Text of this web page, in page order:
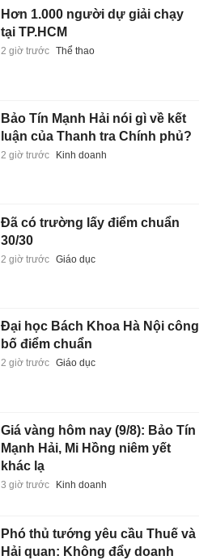
Hơn 1.000 người dự giải chạy
tại TP.HCM
2 giờ trước Thể thao
Bảo Tín Mạnh Hải nói gì về kết
luận của Thanh tra Chính phủ?
2 giờ trước Kinh doanh
Đã có trường lấy điểm chuẩn
30/30
2 giờ trước Giáo dục
Đại học Bách Khoa Hà Nội công
bố điểm chuẩn
2 giờ trước Giáo dục
Giá vàng hôm nay (9/8): Bảo Tín
Mạnh Hải, Mi Hồng niêm yết
khác lạ
3 giờ trước Kinh doanh
Phó thủ tướng yêu cầu Thuế và
Hải quan: Không đẩy doanh